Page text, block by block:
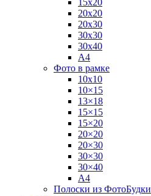
20х20
20х30
30х30
30х40
А4
Фото в рамке
10х10
10×15
13×18
15×15
15×20
20×20
20×30
30×30
30×40
A4
Полоски из ФотоБудки